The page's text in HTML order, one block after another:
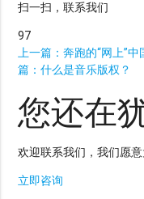
扫一扫，联系我们
97
上一篇：奔跑的“网上”
篇：什么是音乐版权？
您还在
欢迎联系我们，我们愿
立即咨询